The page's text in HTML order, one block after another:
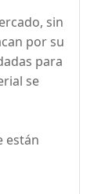
para 2
como
facilita
y el
para
1*
cable
CA), 1
sin
por su
para
se
están